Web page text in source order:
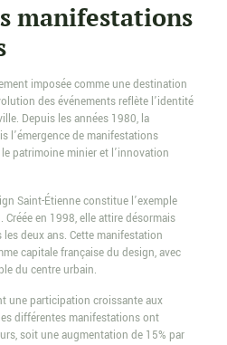
manifestations
imposée comme une destination
des événements reflète l’identité
Depuis les années 1980, la
l’émergence de manifestations
patrimoine minier et l’innovation
Saint-Étienne constitue l’exemple
en 1998, elle attire désormais
deux ans. Cette manifestation
capitale française du design, avec
du centre urbain.
une participation croissante aux
différentes manifestations ont
soit une augmentation de 15% par